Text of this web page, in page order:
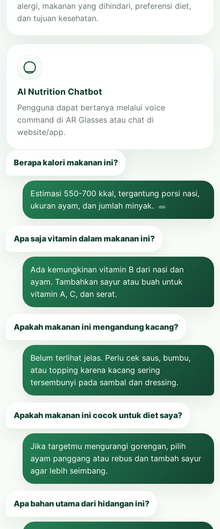
alergi, makanan yang dihindari, preferensi diet,
dan tujuan kesehatan.
AI Nutrition Chatbot
Pengguna dapat bertanya melalui voice
command di AR Glasses atau chat di
website/app.
Berapa kalori makanan ini?
Estimasi 550-700 kkal, tergantung porsi nasi,
ukuran ayam, dan jumlah minyak.
Apa saja vitamin dalam makanan ini?
Ada kemungkinan vitamin B dari nasi dan
ayam. Tambahkan sayur atau buah untuk
vitamin A, C, dan serat.
Apakah makanan ini mengandung kacang?
Belum terlihat jelas. Perlu cek saus, bumbu,
atau topping karena kacang sering
tersembunyi pada sambal dan dressing.
Apakah makanan ini cocok untuk diet saya?
Jika targetmu mengurangi gorengan, pilih
ayam panggang atau rebus dan tambah sayur
agar lebih seimbang.
Apa bahan utama dari hidangan ini?